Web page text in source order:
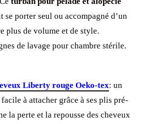
se porter seul ou accompagné d’un
plus de volume et de style.
de lavage pour chambre stérile.
Liberty rouge Oeko-tex: un
facile à attacher grâce à ses plis pré-
la perte et la repousse des cheveux